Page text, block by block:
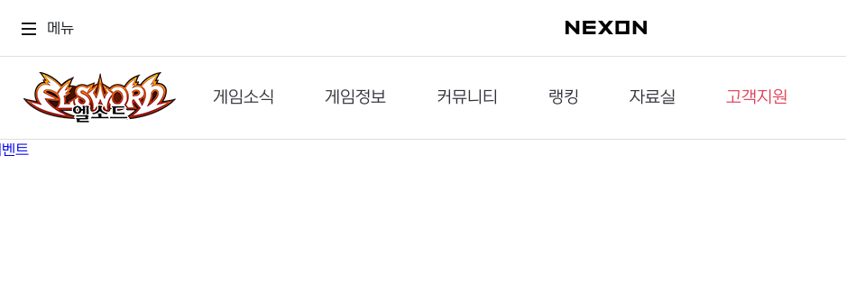
메뉴
게임소식
공지사항
게임정보
세계관
커뮤니티
이슈게시판
랭킹
던전랭킹
자료실
다운로드
고객지원
문의하기